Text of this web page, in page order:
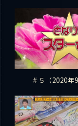
＃５（2020年9